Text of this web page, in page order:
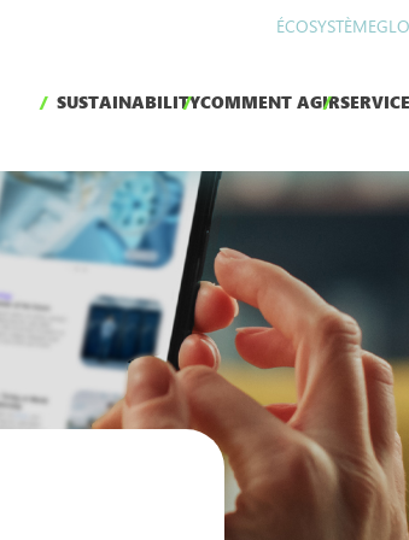
ÉCOSYSTÈME
SUSTAINABILITYCOMMENT AGIR